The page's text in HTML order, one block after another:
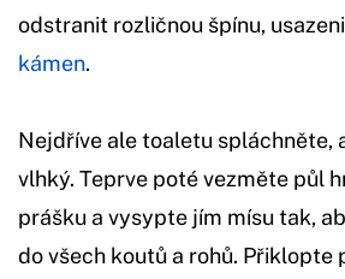
odstranit rozličnou špínu,
kámen.
Nejdříve ale toaletu spláchněte,
vlhký. Teprve poté vezměte půl
prášku a vysypte jím mísu tak,
do všech koutů a rohů. Přiklopte